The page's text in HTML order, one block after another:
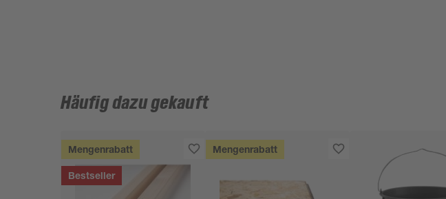
Häufig dazu gekauft
Mengenrabatt
Bestseller
Mengenrabatt